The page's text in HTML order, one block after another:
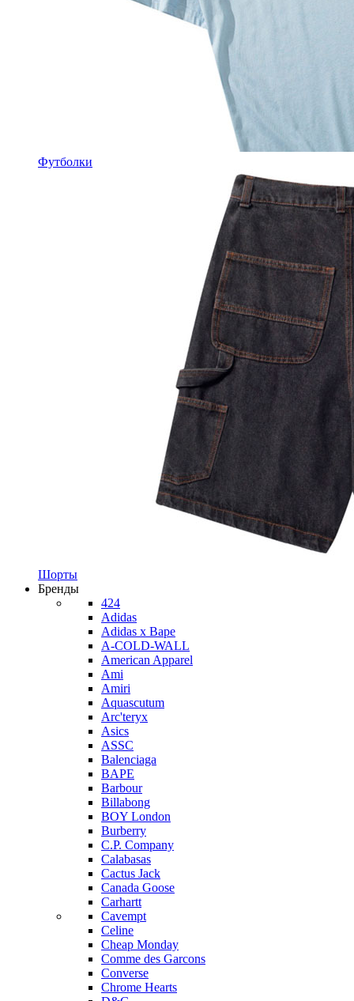
Футболки
Шорты
Бренды
424
Adidas
Adidas x Bape
A-COLD-WALL
American Apparel
Ami
Amiri
Aquascutum
Arc'teryx
Asics
ASSC
Balenciaga
BAPE
Barbour
Billabong
BOY London
Burberry
C.P. Company
Calabasas
Cactus Jack
Canada Goose
Carhartt
Cavempt
Celine
Cheap Monday
Comme des Garcons
Converse
Chrome Hearts